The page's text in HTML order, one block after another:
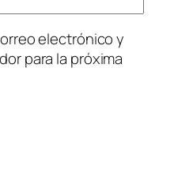
electrónico y
para la próxima